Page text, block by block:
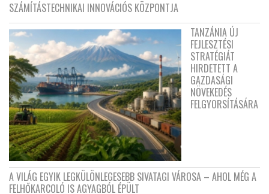
SZÁMÍTÁSTECHNIKAI INNOVÁCIÓS KÖZPONTJA
TANZÁNIA ÚJ
FEJLESZTÉSI
STRATÉGIÁT
HIRDETETT A
GAZDASÁGI
NÖVEKEDÉS
FELGYORSÍTÁSÁRA
A VILÁG EGYIK LEGKÜLÖNLEGESEBB SIVATAGI VÁROSA – AHOL MÉG A
FELHŐKARCOLÓ IS AGYAGBÓL ÉPÜLT